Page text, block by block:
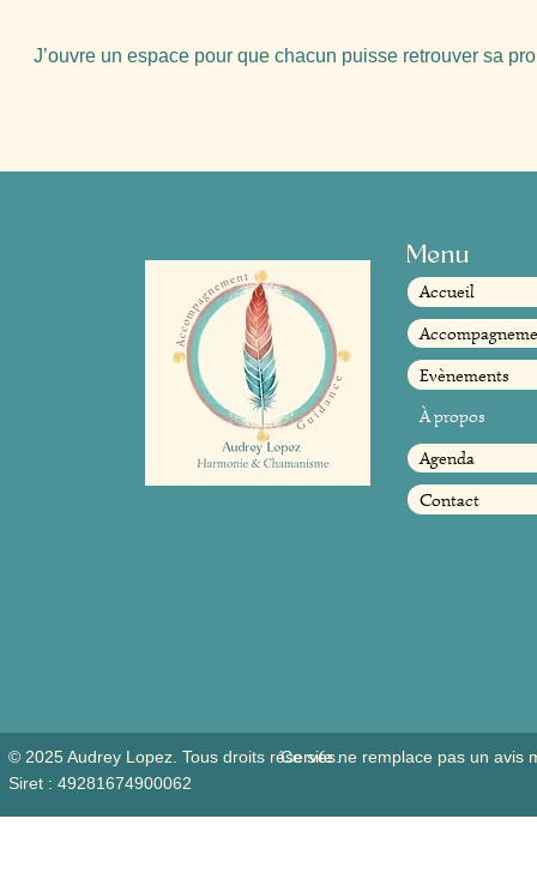
J’ouvre un espace pour que chacun puisse retrouver sa
Menu
Accueil
Evènements
À propos
Agenda
Contact
© 2025 Audrey Lopez. Tous droits réservés.
Siret : 49281674900062
Ce site ne remplace pas un avis